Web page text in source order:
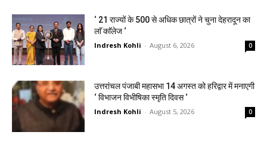
‘ 21 राज्यों के 500 से अधिक छात्रों ने चुना देहरादून का
लाॅ काॅलेज ‘
Indresh Kohli - August 6, 2026 0
उत्तरांचल पंजाबी महासभा 14 अगस्त को हरिद्वार में मनाएगी
‘ विभाजन विभीषिका स्मृति दिवस ‘
Indresh Kohli - August 5, 2026 0